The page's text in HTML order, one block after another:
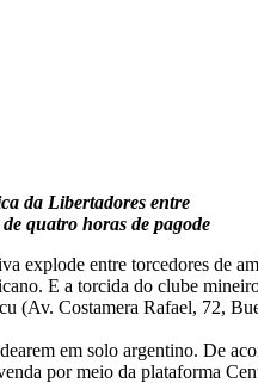
da Libertadores entre
quatro horas de pagode
entre torcedores de
E a torcida do clube
Costamera Rafael, 72,
em solo argentino. De
por meio da plataforma